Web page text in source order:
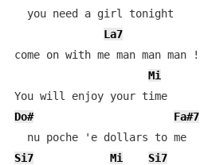
  you need a girl tonight
La7
come on with me man man man !
Mi
Do#
Fa#7
  nu poche 'e dollars to me
Si7
Mi
Si7